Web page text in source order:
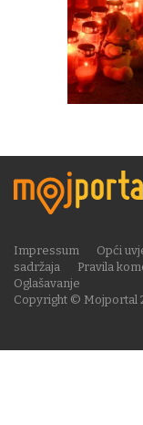
Copyright © Mojportal
Impressum Opći
sadržaja
Pravila
Oglašavanje